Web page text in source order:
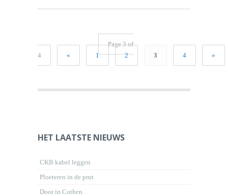
Page 3 of
4
« 1 2 3 4 »
HET LAATSTE NIEUWS
CKB kabel leggen
Ploeteren in de prut
Door in Cothen